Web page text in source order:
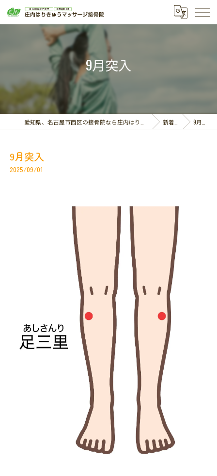
9月突入
新着情報 9月突入
9月突入
2025/09/01